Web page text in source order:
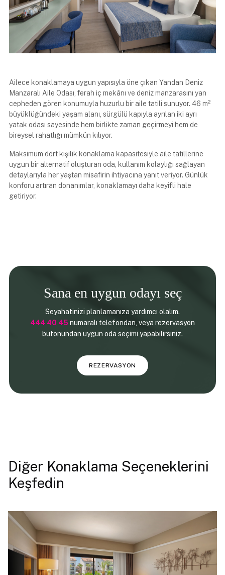
Ailece konaklamaya uygun yapısıyla öne çıkan Yandan Deniz
Manzaralı Aile Odası, ferah iç mekânı ve deniz manzarasını yan
cepheden gören konumuyla huzurlu bir aile tatili sunuyor. 46 m²
büyüklüğündeki yaşam alanı, sürgülü kapıyla ayrılan iki ayrı
yatak odası sayesinde hem birlikte zaman geçirmeyi hem de
bireysel rahatlığı mümkün kılıyor.
Maksimum dört kişilik konaklama kapasitesiyle aile tatillerine
uygun bir alternatif oluşturan oda, kullanım kolaylığı sağlayan
detaylarıyla her yaştan misafirin ihtiyacına yanıt veriyor. Günlük
konforu artıran donanımlar, konaklamayı daha keyifli hale
getiriyor.
Sana en uygun odayı seç
Seyahatinizi planlamanıza yardımcı olalım.
444 40 45 numaralı telefondan, veya rezervasyon
butonundan uygun oda seçimi yapabilirsiniz.
REZERVASYON
Diğer Konaklama Seçeneklerini
Keşfedin